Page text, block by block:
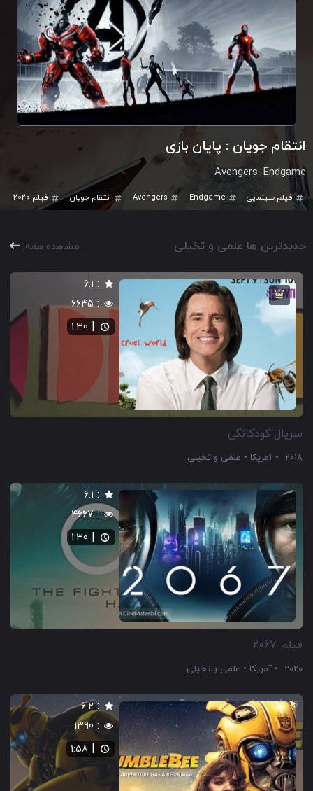
انتقام جویان : پایان بازی
Avengers: Endgame
فیلم سینمایی Endgame
Avengers انتقام جویان فیلم 2020
جدیدترین ها علمی و تخیلی مشاهده همه
:
6.1
:
6645
1:30
سریال کودکانگی
2018 آمریکا علمی و تخیلی
:
6.1
:
4667
1:30
فیلم 2067
2020 آمریکا علمی و تخیلی
:
6.2
:
1390
|
1:58